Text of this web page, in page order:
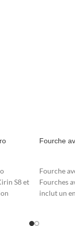
S8 et
Fourche
Fourche
Fourches
inclut un